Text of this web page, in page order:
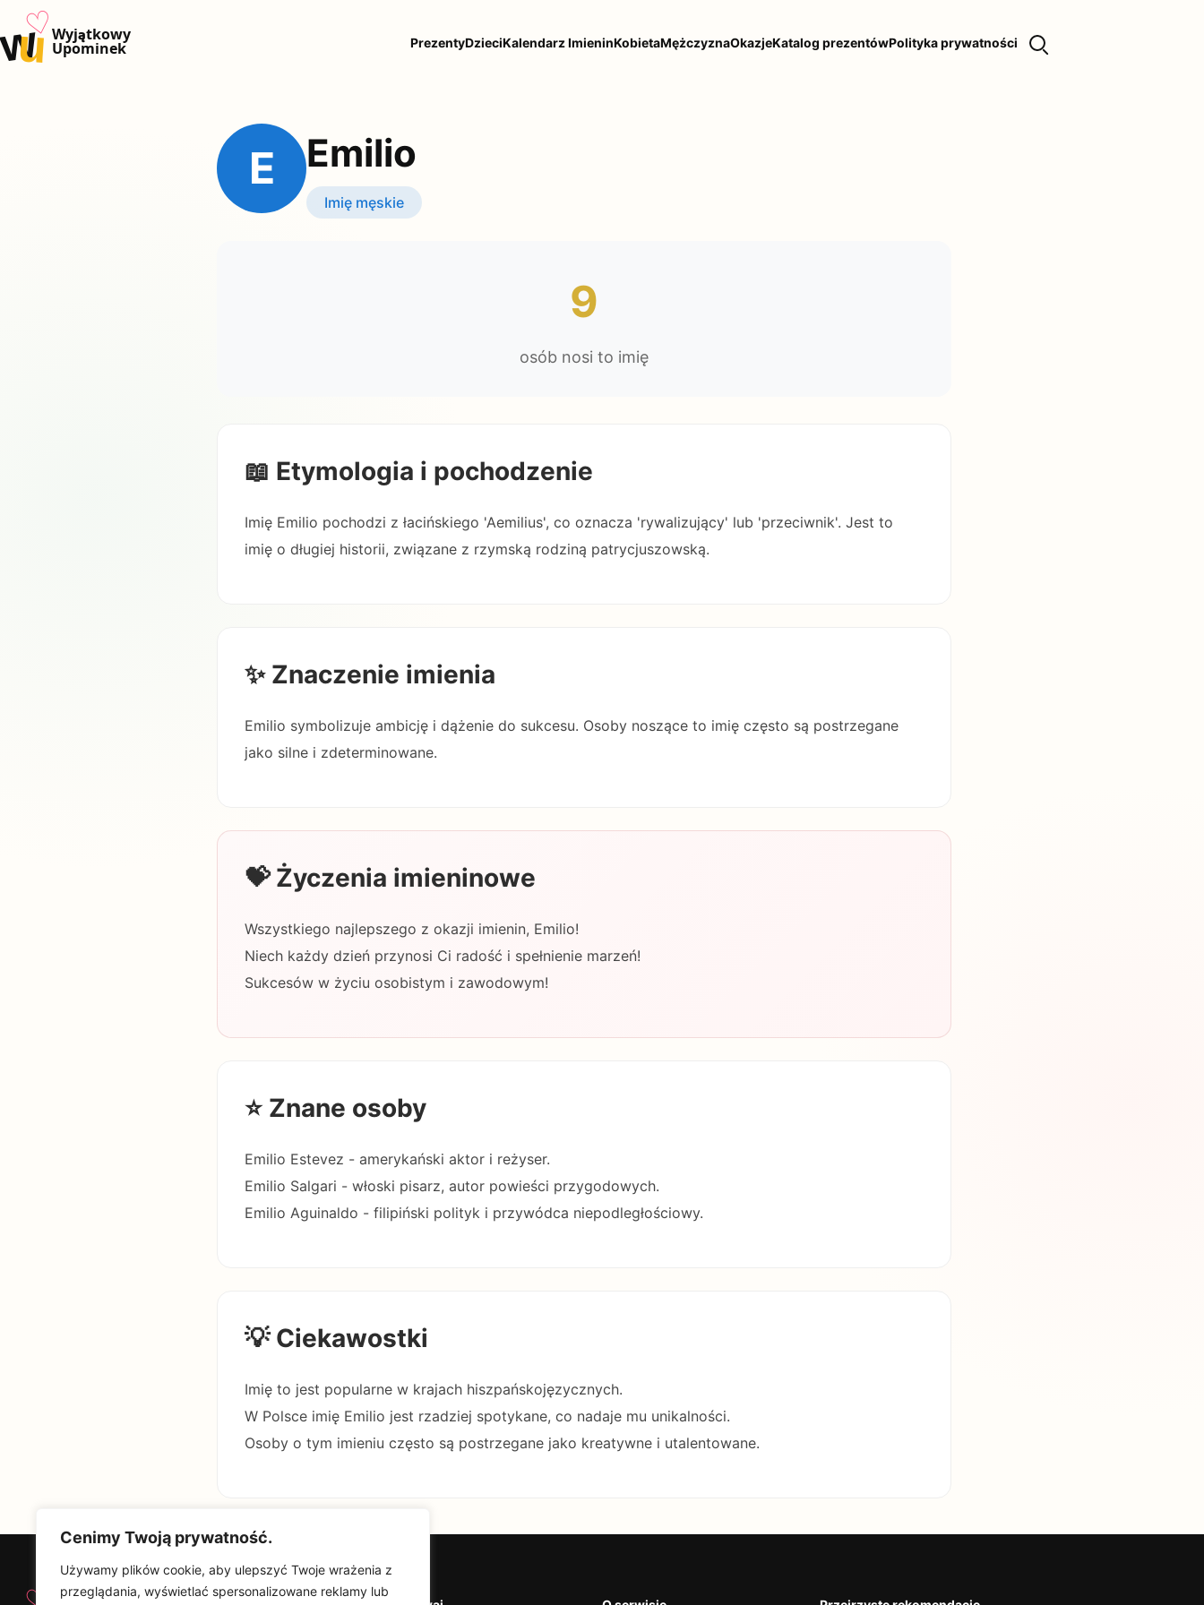
Cenimy Twoją prywatność.
Używamy plików cookie, aby ulepszyć Twoje wrażenia z
przeglądania, wyświetlać spersonalizowane reklamy lub
u♡Wyjątkowy
Upominek PrezentyDzieciKalendarz ImieninKobietaMężczyznaOkazjeKatalog prezentówPolityka prywatności
E Emilio
Imię męskie
9
osób nosi to imię
📖 Etymologia i pochodzenie
Imię Emilio pochodzi z łacińskiego 'Aemilius', co oznacza 'rywalizujący' lub 'przeciwnik'. Jest to
imię o długiej historii, związane z rzymską rodziną patrycjuszowską.
✨ Znaczenie imienia
Emilio symbolizuje ambicję i dążenie do sukcesu. Osoby noszące to imię często są postrzegane
jako silne i zdeterminowane.
💝 Życzenia imieninowe
Wszystkiego najlepszego z okazji imienin, Emilio!
Niech każdy dzień przynosi Ci radość i spełnienie marzeń!
Sukcesów w życiu osobistym i zawodowym!
⭐ Znane osoby
Emilio Estevez - amerykański aktor i reżyser.
Emilio Salgari - włoski pisarz, autor powieści przygodowych.
Emilio Aguinaldo - filipiński polityk i przywódca niepodległościowy.
💡 Ciekawostki
Imię to jest popularne w krajach hiszpańskojęzycznych.
W Polsce imię Emilio jest rzadziej spotykane, co nadaje mu unikalności.
Osoby o tym imieniu często są postrzegane jako kreatywne i utalentowane.